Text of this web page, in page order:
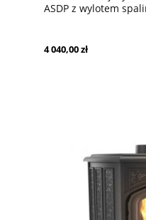
ASDP z wylotem
4 040,00 zł